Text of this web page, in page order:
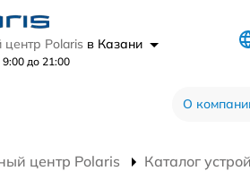
Polaris в Казани
до 21:00
О
центр Polaris Каталог